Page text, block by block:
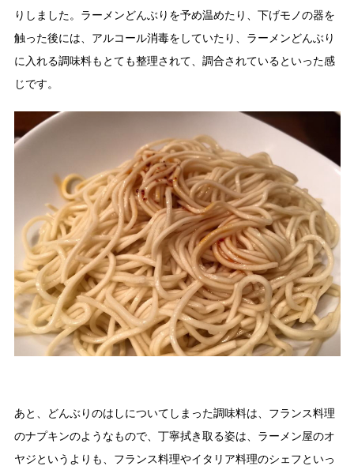
りしました。ラーメンどんぶりを予め温めたり、下げモノの器を
触った後には、アルコール消毒をしていたり、ラーメンどんぶり
に入れる調味料もとても整理されて、調合されているといった感
じです。
あと、どんぶりのはしについてしまった調味料は、フランス料理
のナプキンのようなもので、丁寧拭き取る姿は、ラーメン屋のオ
ヤジというよりも、フランス料理やイタリア料理のシェフといっ